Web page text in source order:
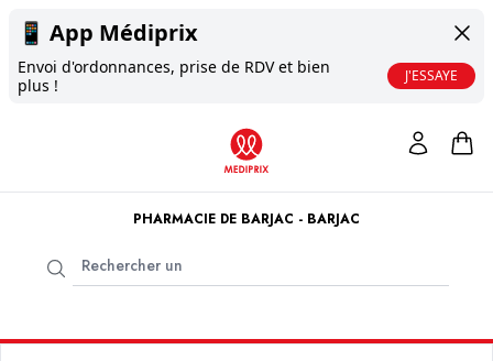
📱 App Médiprix
Envoi d'ordonnances, prise de RDV et bien
plus !
J'ESSAYE
PHARMACIE DE BARJAC - BARJAC